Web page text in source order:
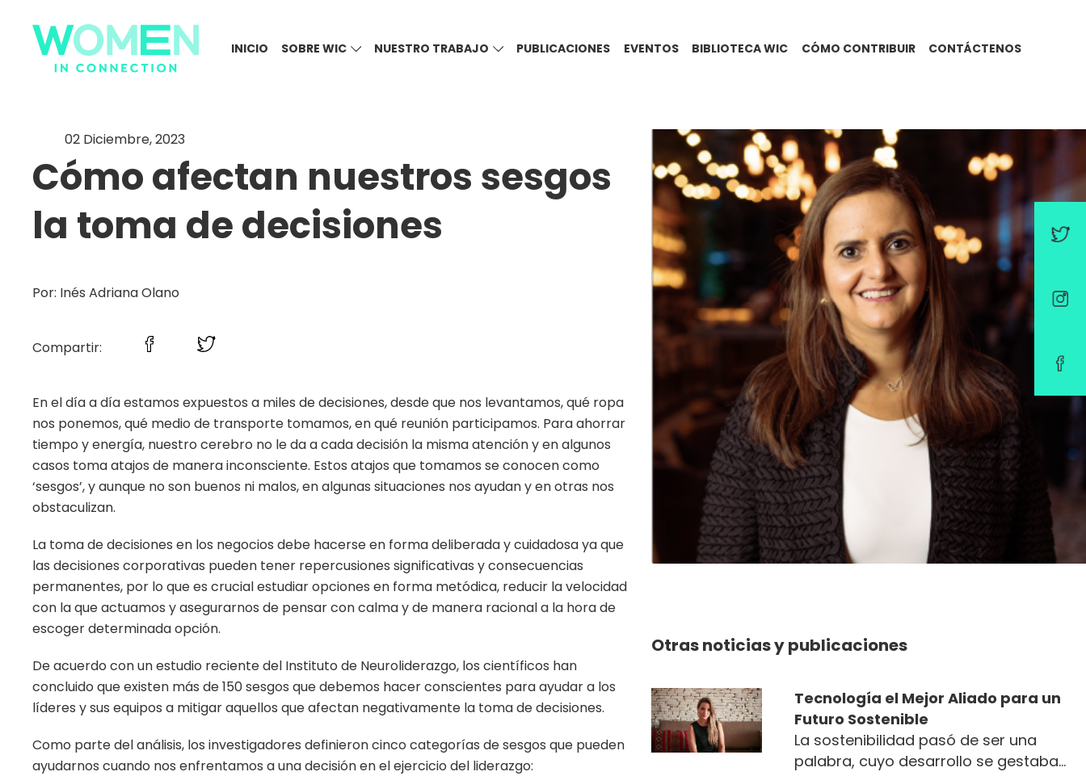
INICIO SOBRE WIC NUESTRO TRABAJO PUBLICACIONES EVENTOS BIBLIOTECA WIC CÓMO CONTRIBUIR CONTÁCTENOS
02 Diciembre, 2023
Cómo afectan nuestros sesgos
la toma de decisiones
Por: Inés Adriana Olano
Compartir:
En el día a día estamos expuestos a miles de decisiones, desde que nos levantamos, qué ropa
nos ponemos, qué medio de transporte tomamos, en qué reunión participamos. Para ahorrar
tiempo y energía, nuestro cerebro no le da a cada decisión la misma atención y en algunos
casos toma atajos de manera inconsciente. Estos atajos que tomamos se conocen como
‘sesgos’, y aunque no son buenos ni malos, en algunas situaciones nos ayudan y en otras nos
obstaculizan.
La toma de decisiones en los negocios debe hacerse en forma deliberada y cuidadosa ya que
las decisiones corporativas pueden tener repercusiones significativas y consecuencias
permanentes, por lo que es crucial estudiar opciones en forma metódica, reducir la velocidad
con la que actuamos y asegurarnos de pensar con calma y de manera racional a la hora de
escoger determinada opción.
De acuerdo con un estudio reciente del Instituto de Neuroliderazgo, los científicos han
concluido que existen más de 150 sesgos que debemos hacer conscientes para ayudar a los
líderes y sus equipos a mitigar aquellos que afectan negativamente la toma de decisiones.
Como parte del análisis, los investigadores definieron cinco categorías de sesgos que pueden
ayudarnos cuando nos enfrentamos a una decisión en el ejercicio del liderazgo:
Otras noticias y publicaciones
Tecnología el Mejor Aliado para un
Futuro Sostenible
La sostenibilidad pasó de ser una
palabra, cuyo desarrollo se gestaba